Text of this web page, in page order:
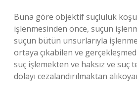
Buna göre objektif suçluluk
işlenmesinden önce, suçun
suçun bütün unsurlarıyla
ortaya çıkabilen ve
suç işlemekten ve haksız ve suç
dolayı cezalandırılmaktan